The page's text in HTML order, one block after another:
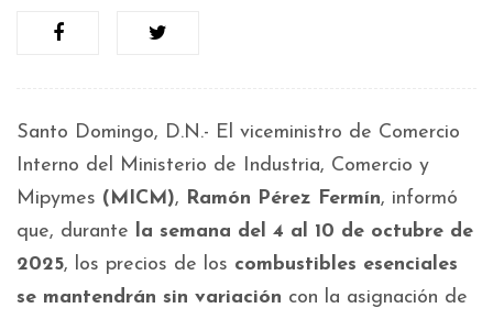
Santo Domingo, D.N.- El viceministro de Comercio
Interno del Ministerio de Industria, Comercio y
Mipymes (MICM), Ramón Pérez Fermín, informó
que, durante la semana del 4 al 10 de octubre de
2025, los precios de los combustibles esenciales
se mantendrán sin variación con la asignación de